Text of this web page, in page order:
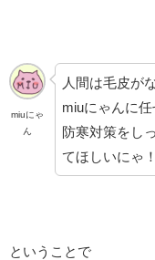
miuにゃ
ん
人間は毛皮が
miuにゃんに任
防寒対策をし
てほしいにゃ！
ということで